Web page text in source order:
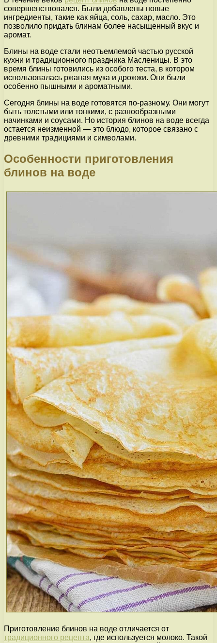
совершенствовался. Были добавлены новые
ингредиенты, такие как яйца, соль, сахар, масло. Это
позволило придать блинам более насыщенный вкус и
аромат.
Блины на воде стали неотъемлемой частью русской
кухни и традиционного праздника Масленицы. В это
время блины готовились из особого теста, в котором
использовалась ржаная мука и дрожжи. Они были
особенно пышными и ароматными.
Сегодня блины на воде готовятся по-разному. Они могут
быть толстыми или тонкими, с разнообразными
начинками и соусами. Но история блинов на воде всегда
остается неизменной — это блюдо, которое связано с
древними традициями и символами.
Особенности приготовления
блинов на воде
Приготовление блинов на воде отличается от
традиционного рецепта, где используется молоко. Такой